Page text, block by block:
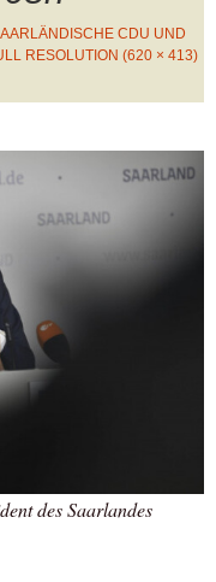
CDU UND
RESOLUTION (620 × 413)
des Saarlandes